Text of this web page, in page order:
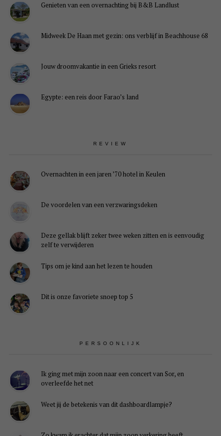
Genieten van een overnachting bij B&B Landlust
Midweek De Haan met gezin: ons verblijf in Beachhouse 68
Jouw droomvakantie in een Grieks resort
Egypte: een reis door Farao’s land
REVIEW
Overnachten in een jaren ’70 hotel in Keulen
De voordelen van een verzwaringsdeken
Deze gellak blijft zeker twee weken zitten en is eenvoudig
zelf te verwijderen
Tips om je kind aan het lezen te houden
Dit is onze favoriete snoep top 5
PERSOONLIJK
Ik ging met mijn zoon naar een concert van Sor, en
overleefde het net
Weet jij de betekenis van dit dashboardlampje?